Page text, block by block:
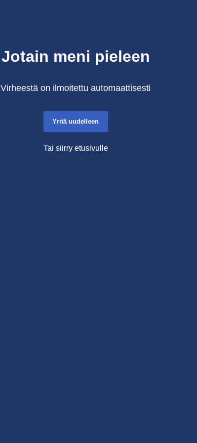
Jotain meni pieleen
Virheestä on ilmoitettu automaattisesti
Yritä uudelleen
Tai siirry etusivulle